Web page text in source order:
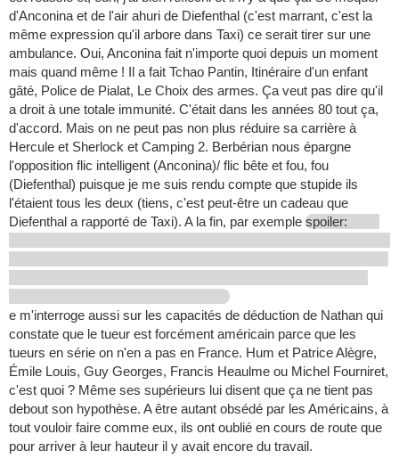
d'Anconina et de l'air ahuri de Diefenthal (c'est marrant, c'est la
même expression qu'il arbore dans Taxi) ce serait tirer sur une
ambulance. Oui, Anconina fait n'importe quoi depuis un moment
mais quand même ! Il a fait Tchao Pantin, Itinéraire d'un enfant
gâté, Police de Pialat, Le Choix des armes. Ça veut pas dire qu'il
a droit à une totale immunité. C'était dans les années 80 tout ça,
d'accord. Mais on ne peut pas non plus réduire sa carrière à
Hercule et Sherlock et Camping 2. Berbérian nous épargne
l'opposition flic intelligent (Anconina)/ flic bête et fou, fou
(Diefenthal) puisque je me suis rendu compte que stupide ils
l'étaient tous les deux (tiens, c'est peut-être un cadeau que
Diefenthal a rapporté de Taxi). A la fin, par exemple spoiler:
e m'interroge aussi sur les capacités de déduction de Nathan qui
constate que le tueur est forcément américain parce que les
tueurs en série on n'en a pas en France. Hum et Patrice Alègre,
Émile Louis, Guy Georges, Francis Heaulme ou Michel Fourniret,
c'est quoi ? Même ses supérieurs lui disent que ça ne tient pas
debout son hypothèse. A être autant obsédé par les Américains, à
tout vouloir faire comme eux, ils ont oublié en cours de route que
pour arriver à leur hauteur il y avait encore du travail.